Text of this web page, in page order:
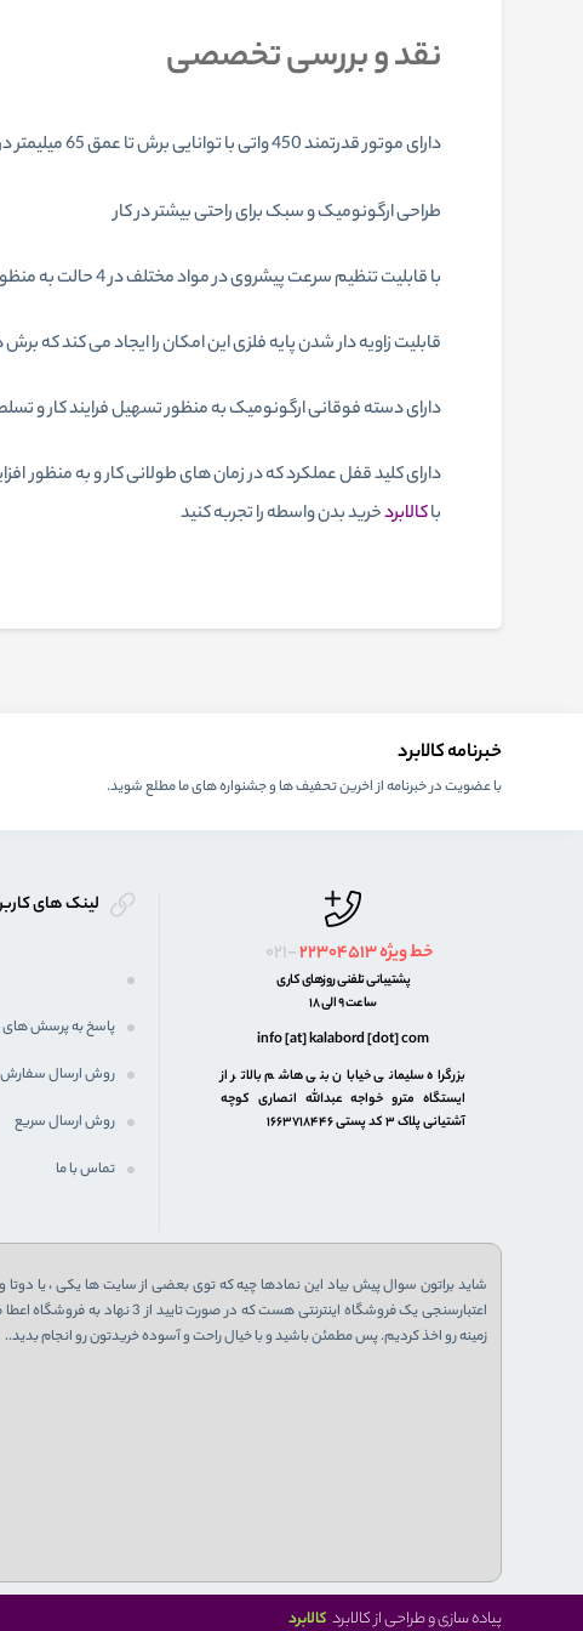
نقد و بررسی تخصصی
دارای موتور قدرتمند 450 واتی با توانایی برش تا عمق 65 میلیمتر در چوب و 6 میلیمتر در فلزات
طراحی ارگونومیک و سبک برای راحتی بیشتر در کار
با قابلیت تنظیم سرعت پیشروی در مواد مختلف در 4 حالت به منظور افزایش دقت و سرعت کار
قابلیت زاویه دار شدن پایه فلزی این امکان را ایجاد می کند که برش های مورب دقیق در
دارای دسته فوقانی ارگونومیک به منظور تسهیل فرایند کار و
دارای کلید قفل عملکرد که در زمان های طولانی کار و به منظور
باکالابردخرید بدن واسطه را تجربه کنید
خبرنامه کالابرد
با عضویت در خبرنامه از اخرین تحفیف ها و جشنواره های ما مطلع شوید.
021- خط ویژه22304513
پشتیبانی تلفنی روزهای کاری
ساعت 9 الی 18
info [at] kalabord [dot] com
بزرگراه سلیمانی خیابان بنی هاشم بالاتر از
ایستگاه مترو خواجه عبدالله انصاری کوچه
آشتیانی پلاک ۳ کد پستی ۱۶۶۳۷۱۸۴۴۶
لینک های
پاسخ به پرسش های
روش ارسال سفارش
روش ارسال سریع
تماس با ما
شاید براتون سوال پیش بیاد این نمادها چیه که توی بعضی از سایت ها یکی ، یا
زمینه رو اخذ کردیم. پس مطمئن باشید و با خیال راحت و آسوده خریدتون رو انجام بدید..
پیاده سازی و طراحی از کالابرد کالابرد